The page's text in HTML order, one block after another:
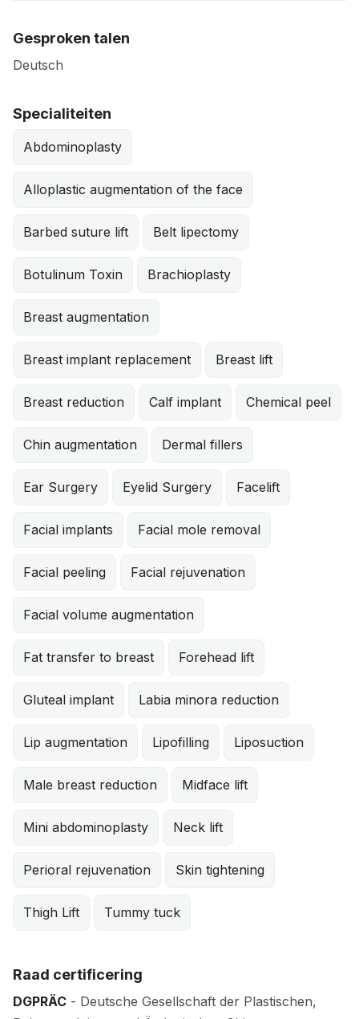
Gesproken talen
Deutsch
Specialiteiten
Abdominoplasty
Alloplastic augmentation of the face
Barbed suture lift Belt lipectomy
Botulinum Toxin Brachioplasty
Breast augmentation
Breast implant replacement Breast lift
Breast reduction Calf implant Chemical peel
Chin augmentation Dermal fillers
Ear Surgery Eyelid Surgery Facelift
Facial implants Facial mole removal
Facial peeling Facial rejuvenation
Facial volume augmentation
Fat transfer to breast Forehead lift
Gluteal implant Labia minora reduction
Lip augmentation Lipofilling Liposuction
Male breast reduction Midface lift
Mini abdominoplasty Neck lift
Perioral rejuvenation Skin tightening
Thigh Lift Tummy tuck
Raad certificering
DGPRÄC - Deutsche Gesellschaft der Plastischen,